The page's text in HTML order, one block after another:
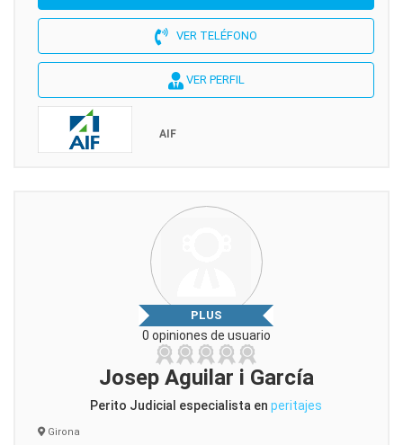
VER TELÉFONO
VER PERFIL
AIF
PLUS
0 opiniones de usuario
Josep Aguilar i García
Perito Judicial especialista en peritajes
Girona